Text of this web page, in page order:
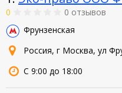
0
0 отзывов
Фрунзенская
Россия, г Москва, ул
С 9:00 до 18:00